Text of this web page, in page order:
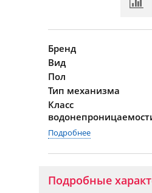
Бренд
Вид
Пол
Тип механизма
Класс
Подробнее
Подробные